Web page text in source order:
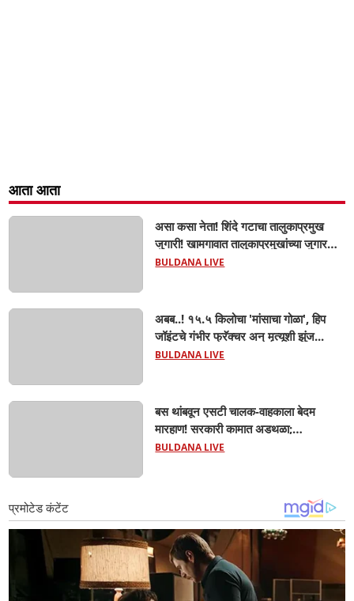
आता आता
असा कसा नेता! शिंदे गटाचा तालुकाप्रमुख
जुगारी! खामगावात तालुकाप्रमुखांच्या जुगार
अड्ड्यावर डीवायएसपी पथकाची धाड.. अंधारात
BULDANA LIVE
अबब..! १५.५ किलोचा 'मांसाचा गोळा', हिप
जॉइंटचे गंभीर फ्रॅक्चर अन् मृत्यूशी झुंज...
BULDANA LIVE
बस थांबवून एसटी चालक-वाहकाला बेदम
मारहाण! सरकारी कामात अडथळा;
प्रवाशांसमोर धिंगाणा घालणाऱ्या तिघांविरुद्ध
BULDANA LIVE